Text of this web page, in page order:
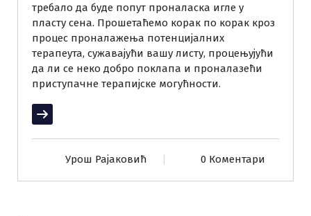
требало да буде попут проналаска игле у
пласту сена. Прошетаћемо корак по корак кроз
процес проналажења потенцијалних
терапеута, сужавајући вашу листу, процењујући
да ли се неко добро поклапа и проналазећи
приступачне терапијске могућности.
Прочитај више
Урош Рајаковић 0 Коментари